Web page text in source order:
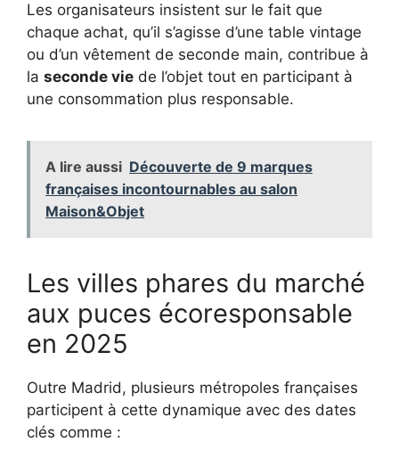
Les organisateurs insistent sur le fait que
chaque achat, qu’il s’agisse d’une table vintage
ou d’un vêtement de seconde main, contribue à
la seconde vie de l’objet tout en participant à
une consommation plus responsable.
A lire aussi Découverte de 9 marques
françaises incontournables au salon
Maison&Objet
Les villes phares du marché
aux puces écoresponsable
en 2025
Outre Madrid, plusieurs métropoles françaises
participent à cette dynamique avec des dates
clés comme :